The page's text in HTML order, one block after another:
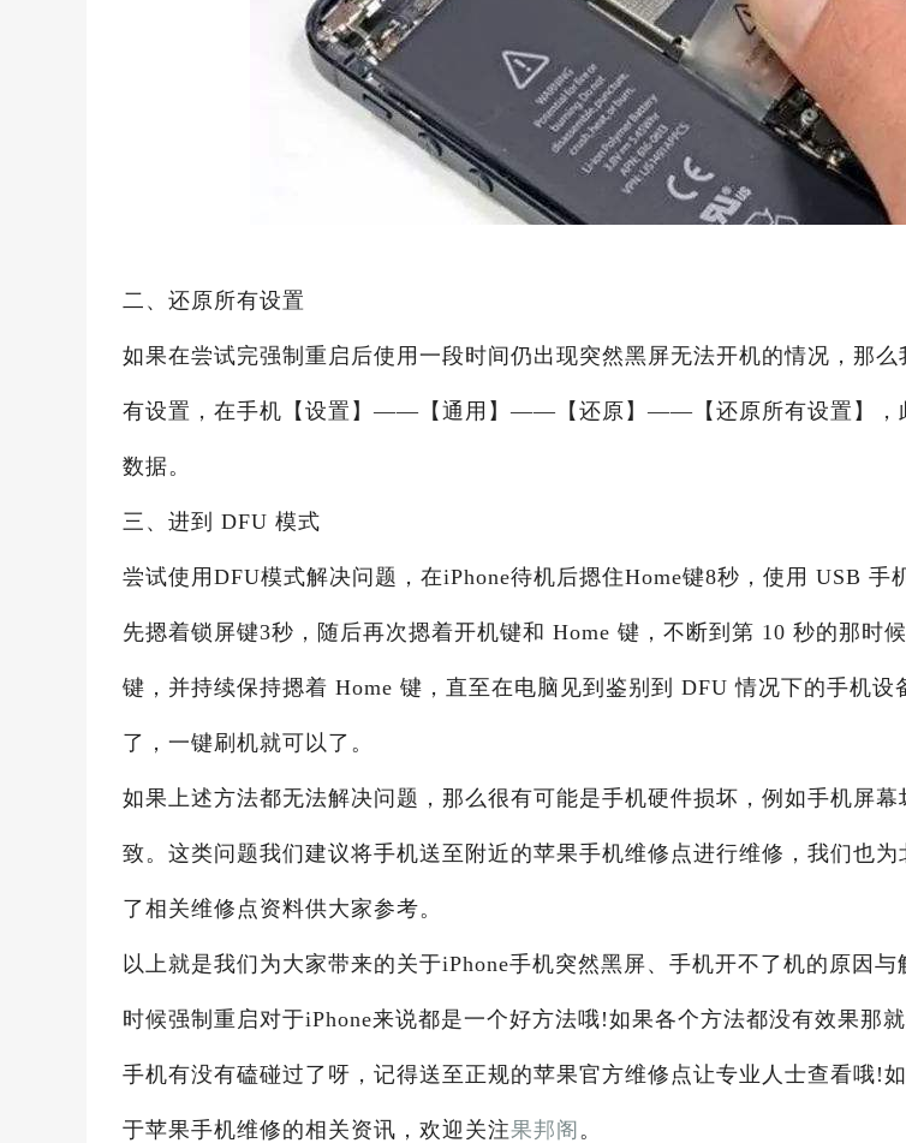
二、还原所有设置
如果在尝试完强制重启后使用一段时间仍出现突然黑屏无法开机的情况，那
有设置，在手机【设置】——【通用】——【还原】——【还原所有设置】，
数据。
三、进到 DFU 模式
尝试使用DFU模式解决问题，在iPhone待机后摁住Home键8秒，使用 USB 手
先摁着锁屏键3秒，随后再次摁着开机键和 Home 键，不断到第 10 秒的那时
键，并持续保持摁着 Home 键，直至在电脑见到鉴别到 DFU 情况下的手机设
了，一键刷机就可以了。
如果上述方法都无法解决问题，那么很有可能是手机硬件损坏，例如手机屏幕
致。这类问题我们建议将手机送至附近的苹果手机维修点进行维修，我们也为
了相关维修点资料供大家参考。
以上就是我们为大家带来的关于iPhone手机突然黑屏、手机开不了机的原因与
时候强制重启对于iPhone来说都是一个好方法哦!如果各个方法都没有效果那
手机有没有磕碰过了呀，记得送至正规的苹果官方维修点让专业人士查看哦!
于苹果手机维修的相关资讯，欢迎关注果邦阁 。